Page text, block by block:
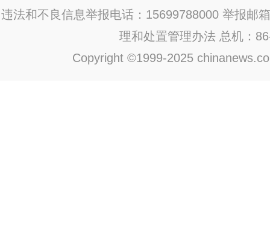
违法和不良信息举报电话：15699788000 举报邮
理和处置管理办法 总机：
Copyright ©1999-2025